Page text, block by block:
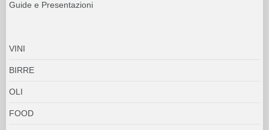
Guide e Presentazioni
VINI
BIRRE
OLI
FOOD